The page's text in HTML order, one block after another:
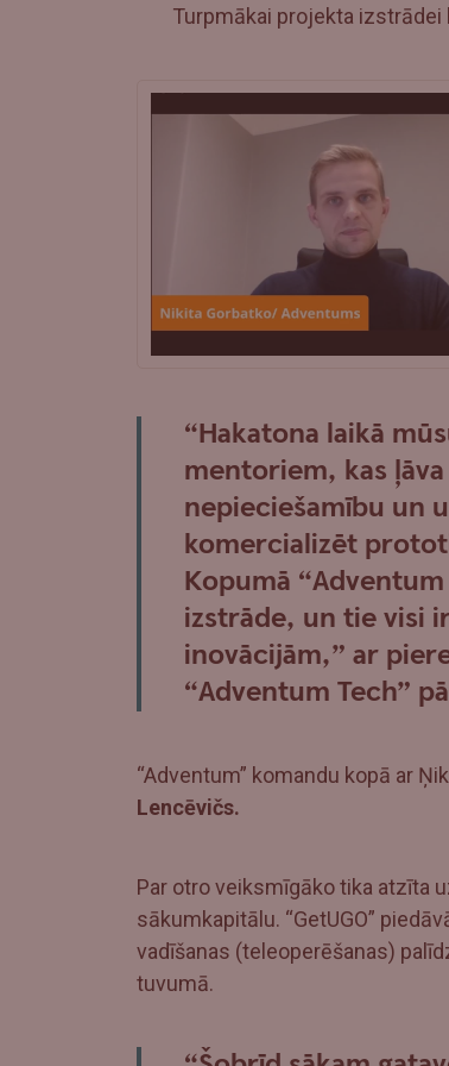
Turpmākai projekta izstrādei
“Hakatona laikā
mentoriem, kas
nepieciešamību un
komercializēt
Kopumā
izstrāde, un tie visi
inovācijām,” ar
“Adventum Tech”
“Adventum” komandu kopā ar
Lencēvičs.
Par otro veiksmīgāko tika atzīta
sākumkapitālu. “GetUGO”
vadīšanas (teleoperēšanas)
tuvumā.